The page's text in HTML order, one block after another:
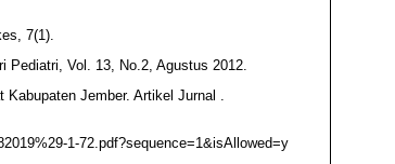
7(1).
Pediatri, Vol. 13, No.2, Agustus 2012.
Kabupaten Jember. Artikel Jurnal .
1-72.pdf?sequence=1&isAllowed=y